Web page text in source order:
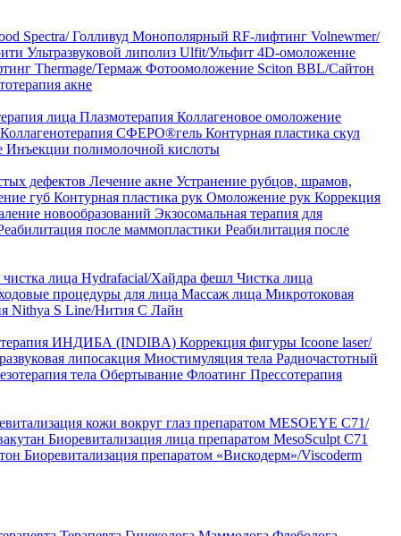
Spectra/ Голливуд Монополярный RF-лифтинг Volnewmer/
Ультразвуковой липолиз Ulfit/Ульфит 4D-омоложение
Thermage/Термаж Фотоомоложение Sciton BBL/Сайтон
акне
лица Плазмотерапия Коллагеновое омоложение
Коллагенотерапия СФЕРО®гель Контурная пластика скул
Инъекции полимолочной кислоты
дефектов Лечение акне Устранение рубцов, шрамов,
губ Контурная пластика рук Омоложение рук Коррекция
новообразований Экзосомальная терапия для
после маммопластики Реабилитация после
лица Hydrafacial/Хайдра фешл Чистка лица
процедуры для лица Массаж лица Микротоковая
Nithya S Line/Нития С Лайн
терапия ИНДИБА (INDIBA) Коррекция фигуры Icoone laser/
липосакция Миостимуляция тела Радиочастотный
тела Обертывание Флоатинг Прессотерапия
кожи вокруг глаз препаратом MESOEYE C71/
Биоревитализация лица препаратом MesoSculpt C71
Биоревитализация препаратом «Вискодерм»/Viscoderm